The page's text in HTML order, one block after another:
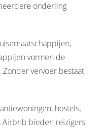
onderling
vormen de
Zonder vervoer bestaat
hostels,
Airbnb bieden reizigers